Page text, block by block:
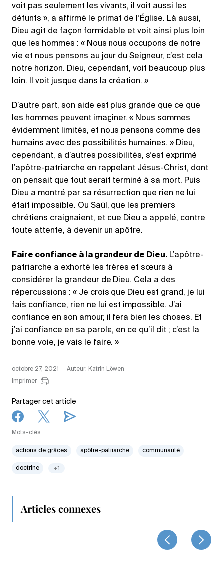
voit pas seulement les vivants, il voit aussi les
défunts », a affirmé le primat de l’Église. Là aussi,
Dieu agit de façon formidable et voit ainsi plus loin
que les hommes : « Nous nous occupons de notre
vie et nous pensons au jour du Seigneur, c’est cela
notre horizon. Dieu, cependant, voit beaucoup plus
loin. Il voit jusque dans la création. »
D’autre part, son aide est plus grande que ce que
les hommes peuvent imaginer. « Nous sommes
évidemment limités, et nous pensons comme des
humains avec des possibilités humaines. » Dieu,
cependant, a d’autres possibilités, s’est exprimé
l’apôtre-patriarche en rappelant Jésus-Christ, dont
on pensait que tout serait terminé à sa mort. Puis
Dieu a montré par sa résurrection que rien ne lui
était impossible. Ou Saül, que les premiers
chrétiens craignaient, et que Dieu a appelé, contre
toute attente, à devenir un apôtre.
Faire confiance à la grandeur de Dieu. L’apôtre-
patriarche a exhorté les frères et sœurs à
considérer la grandeur de Dieu. Cela a des
répercussions : « Je crois que Dieu est grand, je lui
fais confiance, rien ne lui est impossible. J’ai
confiance en son amour, il fera bien les choses. Et
j’ai confiance en sa parole, en ce qu’il dit ; c’est la
bonne voie, je vais le faire. »
octobre 27, 2021
Auteur: Katrin Löwen
Imprimer
Partager cet article
Mots-clés
actions de grâces apôtre-patriarche communauté
doctrine +1
Articles connexes